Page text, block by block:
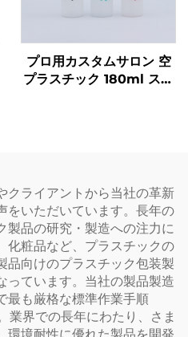
プロ用カスタムサロン 空
プラスチック 180ml スキ
クライアントから当社の革新
をいただいています。長年の
製品の研究・製造への注力に
化粧品など、プラスチックの
品向けのプラスチック包装製
っています。当社の製品製造
最も厳格な標準作業手順
業界での長年にわたり、さま